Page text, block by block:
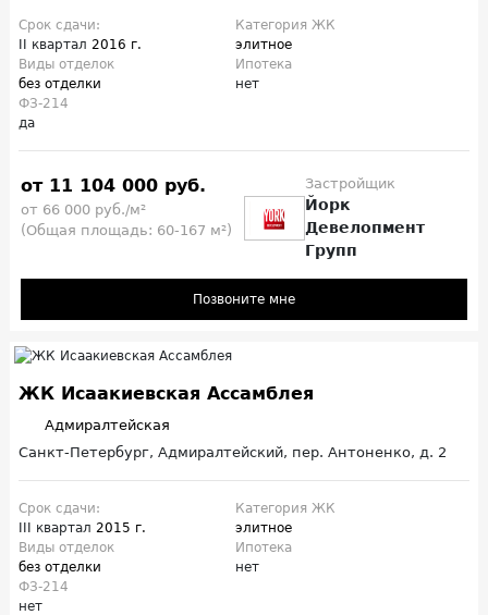
Срок сдачи:
II квартал 2016 г.
Категория ЖК
элитное
Виды отделок
без отделки
Ипотека
нет
ФЗ-214
да
от 11 104 000 руб.
от 66 000 руб./м²
(Общая площадь: 60-167 м²)
Застройщик
Йорк
Девелопмент
Групп
Позвоните мне
ЖК Исаакиевская Ассамблея
Адмиралтейская
Санкт-Петербург, Адмиралтейский, пер. Антоненко, д. 2
Срок сдачи:
III квартал 2015 г.
Категория ЖК
элитное
Виды отделок
без отделки
Ипотека
нет
ФЗ-214
нет